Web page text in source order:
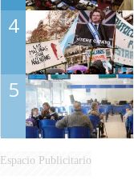
4
5
Espacio Publicitario